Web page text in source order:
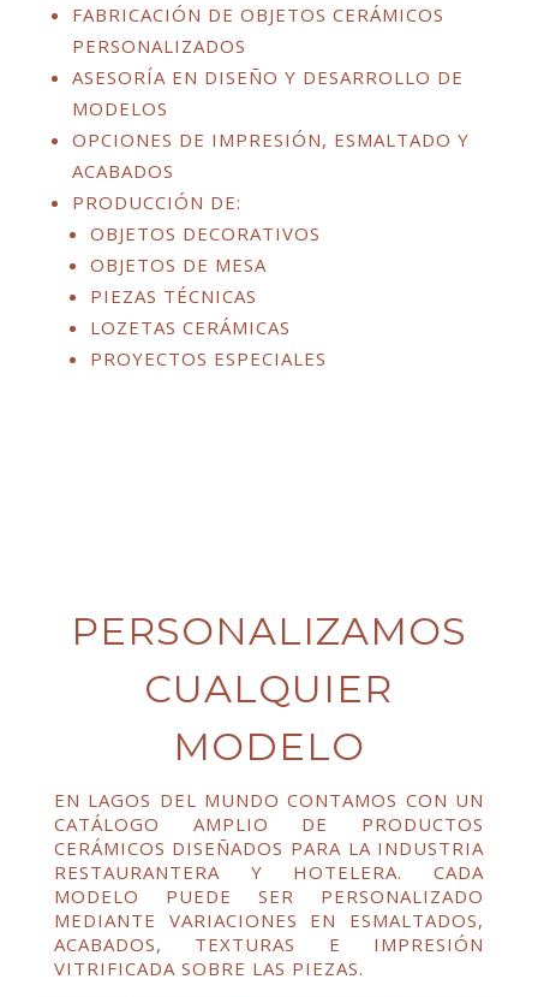
FABRICACIÓN DE OBJETOS CERÁMICOS
PERSONALIZADOS
ASESORÍA EN DISEÑO Y DESARROLLO DE
MODELOS
OPCIONES DE IMPRESIÓN, ESMALTADO Y
ACABADOS
PRODUCCIÓN DE:
OBJETOS DECORATIVOS
OBJETOS DE MESA
PIEZAS TÉCNICAS
LOZETAS CERÁMICAS
PROYECTOS ESPECIALES
PERSONALIZAMOS
CUALQUIER
MODELO
EN LAGOS DEL MUNDO CONTAMOS CON UN
CATÁLOGO AMPLIO DE PRODUCTOS
CERÁMICOS DISEÑADOS PARA LA INDUSTRIA
RESTAURANTERA Y HOTELERA. CADA
MODELO PUEDE SER PERSONALIZADO
MEDIANTE VARIACIONES EN ESMALTADOS,
ACABADOS, TEXTURAS E IMPRESIÓN
VITRIFICADA SOBRE LAS PIEZAS.